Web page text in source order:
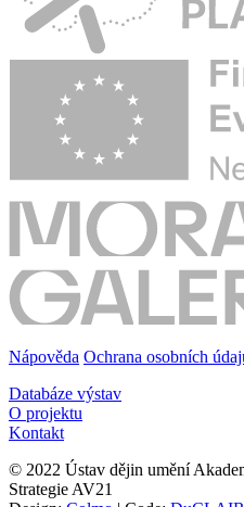
Nápověda Ochrana osobních
Databáze výstav
O projektu
Kontakt
© 2022 Ústav dějin umění
Strategie AV21